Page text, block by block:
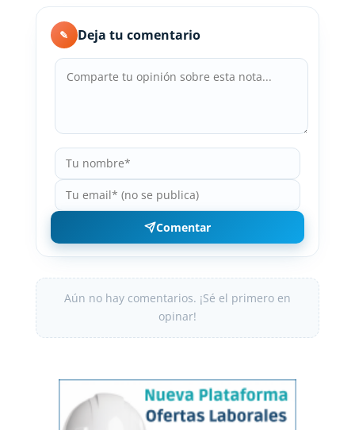
✎ Deja tu comentario
Comentar
Aún no hay comentarios. ¡Sé el primero en
opinar!